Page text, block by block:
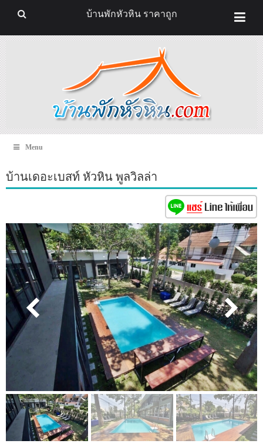
Menu
บ้านเดอะเบสท์ หัวหิน พูลวิลล่า
บ้านพักหัวหิน ราคาถูก